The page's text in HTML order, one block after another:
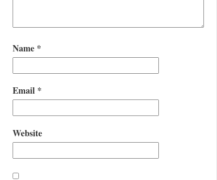
Name *
Email *
Website